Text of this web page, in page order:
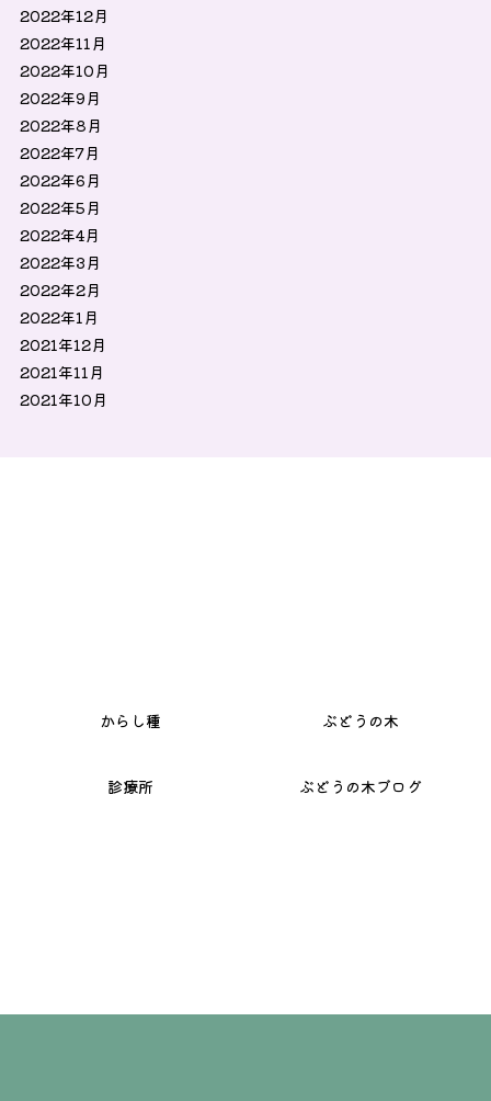
2022年12月
2022年11月
2022年10月
2022年9月
2022年8月
2022年7月
2022年6月
2022年5月
2022年4月
2022年3月
2022年2月
2022年1月
2021年12月
2021年11月
2021年10月
から し種 ぶ ど う の木
診療所 ぶ ど う の木ブロ グ